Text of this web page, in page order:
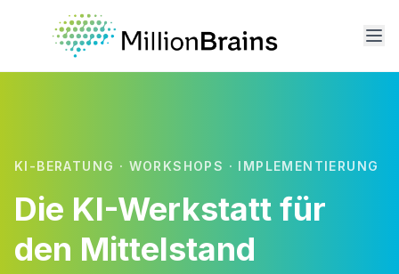
KI-BERATUNG · WORKSHOPS · IMPLEMENTIERUNG
Die KI-Werkstatt für
den Mittelstand